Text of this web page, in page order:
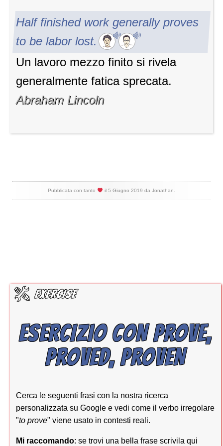
Half finished work generally proves
to be labor lost.
Un lavoro mezzo finito si rivela
generalmente fatica sprecata.
Abraham Lincoln
Pubblicata con tanto il 5 Giugno 2019 da Jonathan
ESERCIZIO CON PROVE,
PROVED, PROVEN
Cerca le seguenti frasi con la nostra ricerca
personalizzata su Google e vedi come il verbo irregolare
"to prove" viene usato in contesti reali.
Mi raccomando: se trovi una bella frase scrivila qui